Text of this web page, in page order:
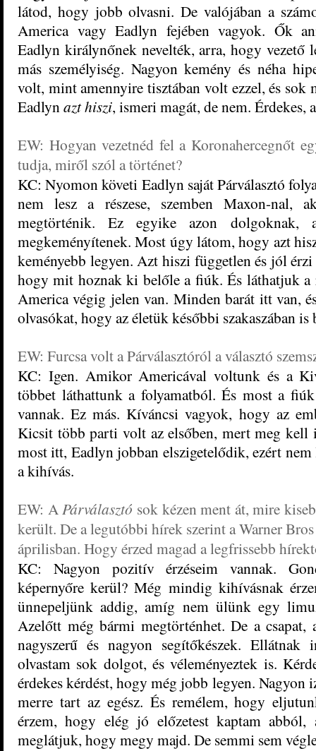
látod, hogy jobb olvasni. De valójában a
America vagy Eadlyn fejében vagyok. Ők
Eadlyn királynőnek nevelték, arra, hogy vezető
más személyiség. Nagyon kemény és néha
volt, mint amennyire tisztában volt ezzel, és sok
Eadlynazt hiszi, ismeri magát, de nem.
EW: Hogyan vezetnéd fel a Koronahercegnőt
tudja, miről szól a történet?
KC: Nyomon követi Eadlyn saját Párválasztó
nem lesz a részese, szemben Maxon-
megtörténik. Ez egyike azon dolgoknak,
megkeményítenek. Most úgy látom, hogy azt
keményebb legyen. Azt hiszi független és jól
hogy mit hoznak ki belőle a fiúk. És láthatjuk a
America végig jelen van. Minden barát itt van,
olvasókat, hogy az életük későbbi szakaszában
EW: Furcsa volt a Párválasztóról a választó
KC: Igen. Amikor Americával voltunk és a
többet láthattunk a folyamatból. És most a
vannak. Ez más. Kíváncsi vagyok, hogy az
Kicsit több parti volt az elsőben, mert meg kell
most itt, Eadlyn jobban elszigetelődik, ezért
a kihívás.
EW: APárválasztó sok kézen ment át, mire
került. De a legutóbbi hírek szerint a Warner
áprilisban. Hogy érzed magad a legfrissebb
KC: Nagyon pozitív érzéseim vannak.
képernyőre kerül? Még mindig kihívásnak
ünnepeljünk addig, amíg nem ülünk egy
Azelőtt még bármi megtörténhet. De a csapat,
nagyszerű és nagyon segítőkészek. Ellátnak
olvastam sok dolgot, és véleményeztek is.
érdekes kérdést, hogy még jobb legyen. Nagyon
merre tart az egész. És remélem, hogy
érzem, hogy elég jó előzetest kaptam abból,
meglátjuk, hogy megy majd. De semmi sem